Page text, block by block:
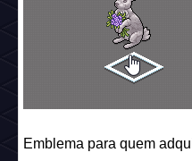
Emblema para quem